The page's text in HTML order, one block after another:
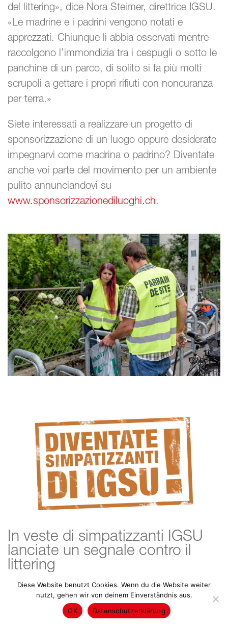
del littering», dice Nora Steimer, direttrice IGSU.
«Le madrine e i padrini vengono notati e
apprezzati. Chiunque li abbia osservati mentre
raccolgono l’immondizia tra i cespugli o sotto le
panchine di un parco, di solito si fa più molti
scrupoli a gettare i propri rifiuti con noncuranza
per terra.»
Siete interessati a realizzare un progetto di
sponsorizzazione di un luogo oppure desiderate
impegnarvi come madrina o padrino? Diventate
anche voi parte del movimento per un ambiente
pulito annunciandovi su
www.sponsorizzazionediluoghi.ch.
In veste di simpatizzanti IGSU
lanciate un segnale contro il
littering
10. 03. 2021 - Uncategorized
I privati e le imprese possono diventare
Diese Website benutzt Cookies. Wenn du die Website weiter
nutzt, gehen wir von deinem Einverständnis aus.
OK
Datenschutzerklärung